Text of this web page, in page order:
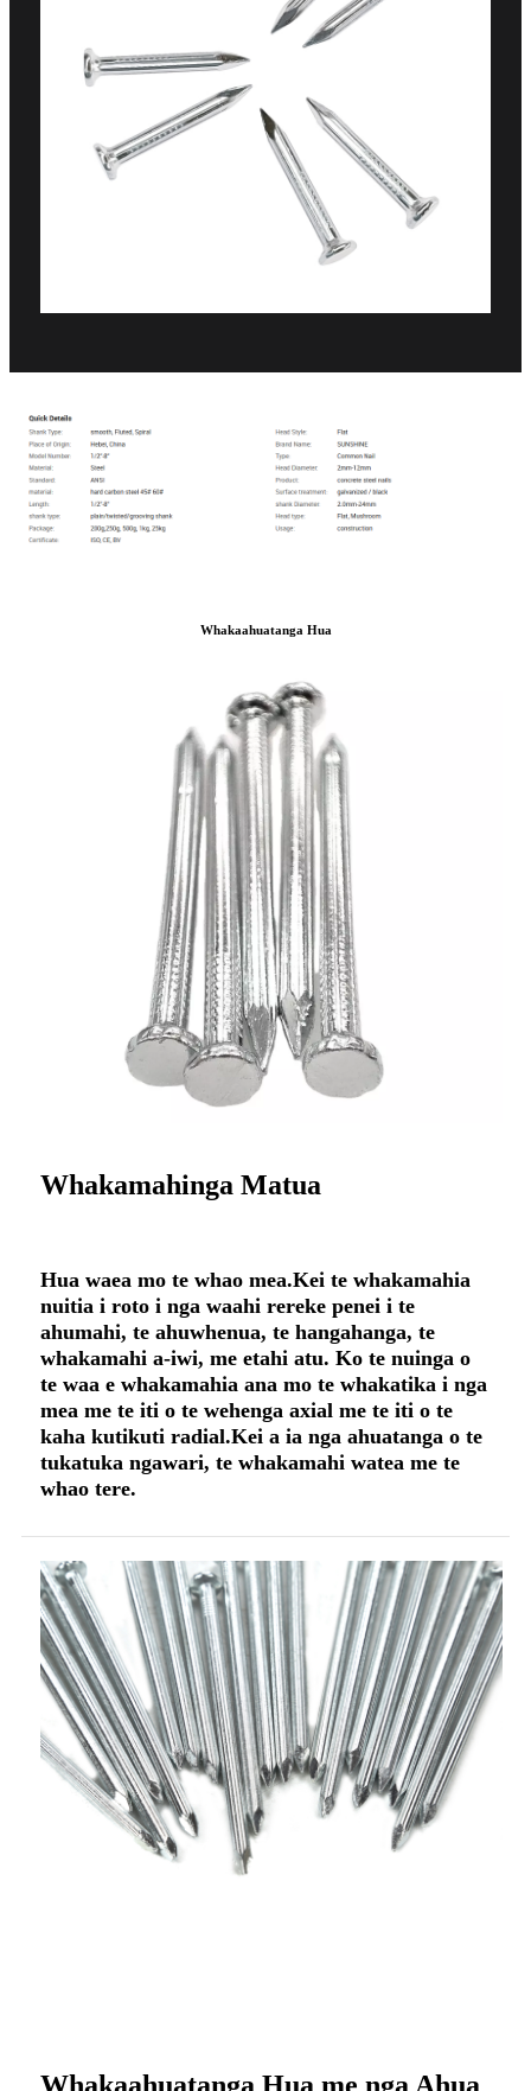
Whakaahuatanga Hua
Whakamahinga Matua
Hua waea mo te whao mea.Kei te whakamahia
nuitia i roto i nga waahi rereke penei i te
ahumahi, te ahuwhenua, te hangahanga, te
whakamahi a-iwi, me etahi atu. Ko te nuinga o
te waa e whakamahia ana mo te whakatika i nga
mea me te iti o te wehenga axial me te iti o te
kaha kutikuti radial.Kei a ia nga ahuatanga o te
tukatuka ngawari, te whakamahi watea me te
whao tere.